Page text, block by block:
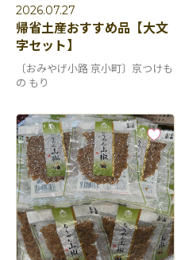
2026.07.27
帰省土産おすすめ品【大文
字セット】
〔おみやげ小路 京小町〕京つけも
の もり